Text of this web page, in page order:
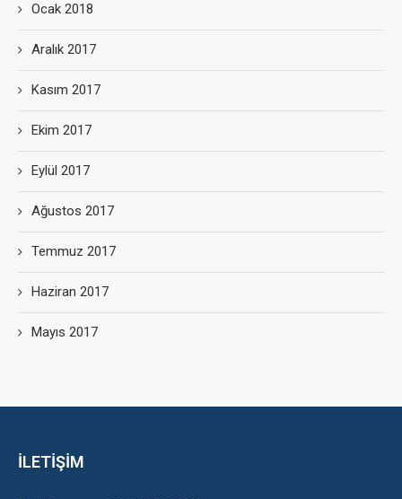
Ocak 2018
Aralık 2017
Kasım 2017
Ekim 2017
Eylül 2017
Ağustos 2017
Temmuz 2017
Haziran 2017
Mayıs 2017
İLETİŞİM